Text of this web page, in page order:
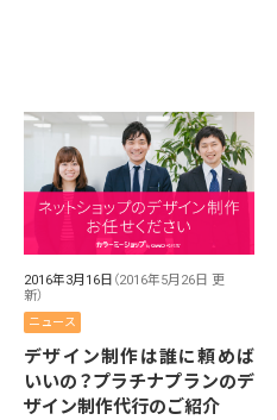
2016年3月16日 （2016年5月26日 更
新）
ニュース
デザイン制作は誰に頼めば
いいの？プラチナプランのデ
ザイン制作代行のご紹介